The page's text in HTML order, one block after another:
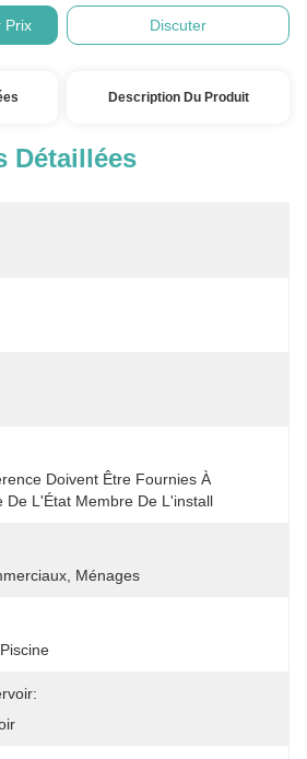
à vue
Prix Discuter
Description Du Produit
Détaillées
Doivent Être Fournies À
De L'État Membre De L'install
Ménages